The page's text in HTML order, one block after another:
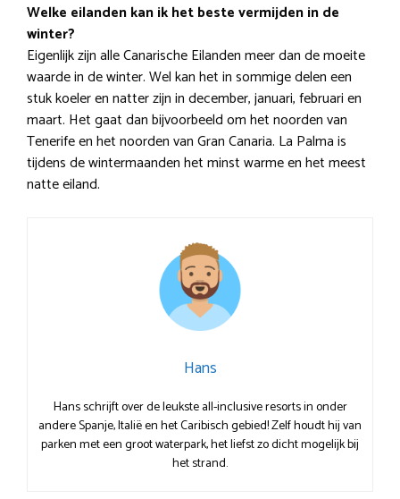
Welke eilanden kan ik het beste vermijden in de
winter?
Eigenlijk zijn alle Canarische Eilanden meer dan de moeite
waarde in de winter. Wel kan het in sommige delen een
stuk koeler en natter zijn in december, januari, februari en
maart. Het gaat dan bijvoorbeeld om het noorden van
Tenerife en het noorden van Gran Canaria. La Palma is
tijdens de wintermaanden het minst warme en het meest
natte eiland.
Hans
Hans schrijft over de leukste all-inclusive resorts in onder
andere Spanje, Italië en het Caribisch gebied! Zelf houdt hij van
parken met een groot waterpark, het liefst zo dicht mogelijk bij
het strand.